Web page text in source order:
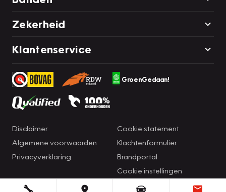
Zekerheid
Klantenservice
GroenGedaan!
Disclaimer
Algemene voorwaarden
Privacyverklaring
Cookie statement
Klachtenformulier
Brandportal
Cookie instellingen